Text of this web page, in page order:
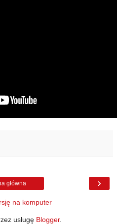
›
główna
na komputer
usługę Blogger.